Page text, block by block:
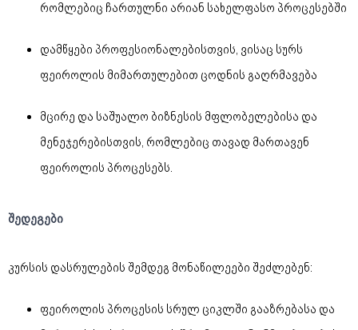
რომლებიც ჩართულნი არიან სახელფასო პროცესებში
დამწყები პროფესიონალებისთვის, ვისაც სურს
ფეიროლის მიმართულებით ცოდნის გაღრმავება
მცირე და საშუალო ბიზნესის მფლობელებისა და
მენეჯერებისთვის, რომლებიც თავად მართავენ
ფეიროლის პროცესებს.
შედეგები
კურსის დასრულების შემდეგ მონაწილეები შეძლებენ:
ფეიროლის პროცესის სრულ ციკლში გააზრებასა და